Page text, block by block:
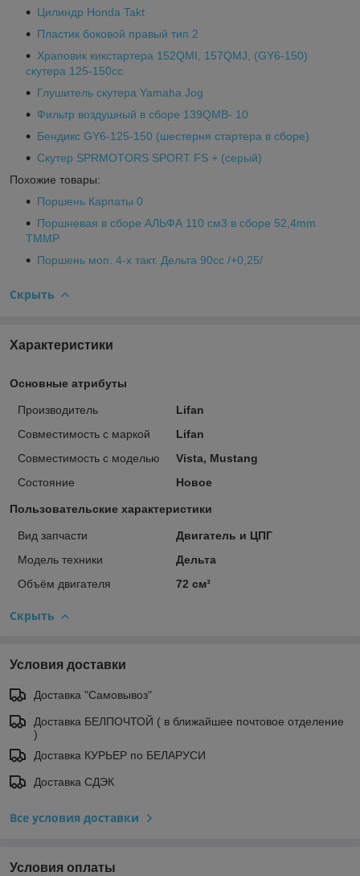
Цилиндр Honda Takt
Пластик боковой правый тип 2
Храповик кикстартера 152QMI, 157QMJ, (GY6-150)
скутера 125-150cc
Глушитель скутера Yamaha Jog
Фильтр воздушный в сборе 139QMB- 10
Бендикс GY6-125-150 (шестерня стартера в сборе)
Скутер SPRMOTORS SPORT FS + (серый)
Похожие товары:
Поршень Карпаты 0
Поршневая в сборе АЛЬФА 110 см3 в сборе 52,4mm
ТММР
Поршень моп. 4-х такт. Дельта 90сс /+0,25/
Скрыть
Характеристики
Основные атрибуты
Производитель
Lifan
Совместимость с маркой
Lifan
Совместимость с моделью
Vista, Mustang
Состояние
Новое
Пользовательские характеристики
Вид запчасти
Двигатель и ЦПГ
Модель техники
Дельта
Объём двигателя
72 см³
Скрыть
Условия доставки
Доставка "Самовывоз"
Доставка БЕЛПОЧТОЙ ( в ближайшее почтовое отделение
)
Доставка КУРЬЕР по БЕЛАРУСИ
Доставка СДЭК
Все условия доставки
Условия оплаты